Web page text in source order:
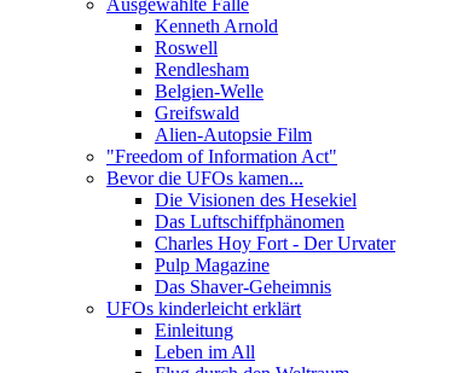
Ausgewählte Fälle
Kenneth Arnold
Roswell
Rendlesham
Belgien-Welle
Greifswald
Alien-Autopsie Film
"Freedom of Information Act"
Bevor die UFOs kamen...
Die Visionen des Hesekiel
Das Luftschiffphänomen
Charles Hoy Fort - Der Urvater
Pulp Magazine
Das Shaver-Geheimnis
UFOs kinderleicht erklärt
Einleitung
Leben im All